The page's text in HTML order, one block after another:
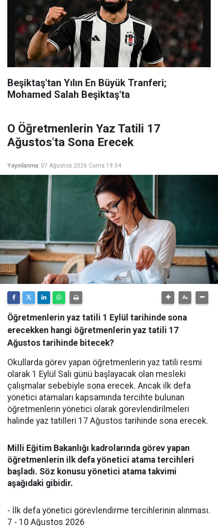
Beşiktaş'tan Yılın En Büyük Tranferi;
Mohamed Salah Beşiktaş'ta
O Öğretmenlerin Yaz Tatili 17
Ağustos'ta Sona Erecek
Yayınlanma: 07 Ağustos 2026 Cuma 19:34
Öğretmenlerin yaz tatili 1 Eylül tarihinde sona
erecekken hangi öğretmenlerin yaz tatili 17
Ağustos tarihinde bitecek?
Okullarda görev yapan öğretmenlerin yaz tatili resmi
olarak 1 Eylül Salı günü başlayacak olan mesleki
çalışmalar sebebiyle sona erecek. Ancak ilk defa
yönetici atamaları kapsamında tercihte bulunan
öğretmenlerin yönetici olarak görevlendirilmeleri
halinde yaz tatilleri 17 Ağustos tarihinde sona erecek.
Milli Eğitim Bakanlığı kadrolarında görev yapan
öğretmenlerin ilk defa yönetici atama tercihleri
başladı. Söz konusu yönetici atama takvimi
aşağıdaki gibidir.
- İlk defa yönetici görevlendirme tercihlerinin alınması.
7 - 10 Ağustos 2026